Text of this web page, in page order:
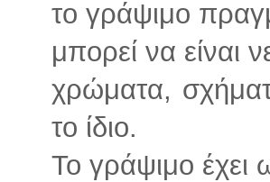
το γράψιμο
μπορεί να είναι
χρώματα,
το ίδιο.
Το γράψιμο έχει